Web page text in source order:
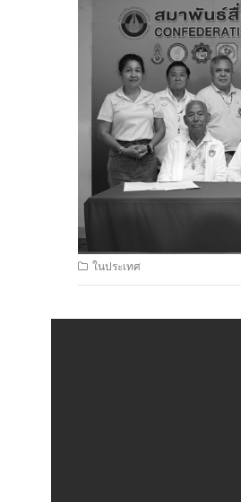
ในประเทศ